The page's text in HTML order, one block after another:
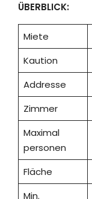
ÜBERBLICK:
Miete
Kaution
Addresse
Zimmer
Maximal
personen
Fläche
Min.